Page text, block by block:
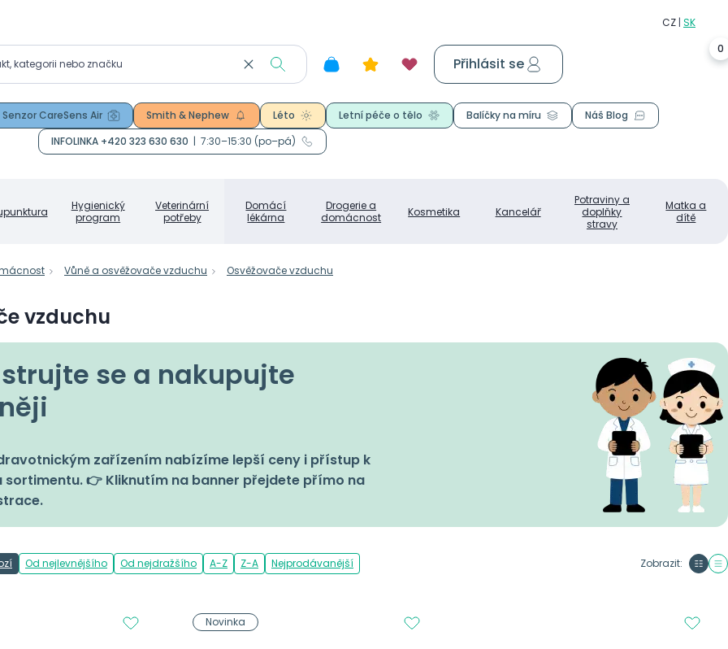
Hygienický
program
Veterinární
potřeby
Domácí
lékárna
Drogerie a
domácnost
Kosmetika Kancelář
Potraviny a
doplňky
stravy
Matka a
dítě
0
Přihlásit se
Senzor CareSens Air Smith & Nephew Léto Letní péče o tělo Balíčky na míru
Náš Blog
INFOLINKA +420 323 630 630
7:30–15:30 (po–pá)
Vůně a osvěžovače vzduchu Osvěžovače vzduchu
vzduchu
se a nakupujte
zařízením nabízíme lepší ceny i přístup k
sortimentu. 👉 Kliknutím na banner přejdete přímo na
Od nejlevnějšího Od nejdražšího A-Z Z-A Nejprodávanější Zobrazit:
Novinka